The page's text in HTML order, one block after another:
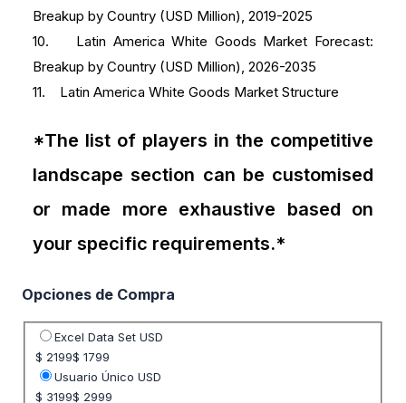
Breakup by Country (USD Million), 2019-2025
10. Latin America White Goods Market Forecast:
Breakup by Country (USD Million), 2026-2035
11. Latin America White Goods Market Structure
*The list of players in the competitive
landscape section can be customised
or made more exhaustive based on
your specific requirements.*
Opciones de Compra
Seleccione opción de precio
Excel Data Set USD
$ 2199$ 1799
Usuario Único USD
$ 3199$ 2999